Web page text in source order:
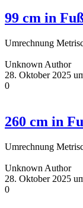
99 cm in
Umrechnung
Unknown Author
28. Oktober 2025
0
260 cm in
Umrechnung
Unknown Author
28. Oktober 2025
0